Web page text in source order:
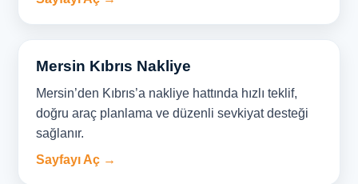
Mersin Kıbrıs Nakliye
Mersin’den Kıbrıs’a nakliye hattında hızlı teklif,
doğru araç planlama ve düzenli sevkiyat desteği
sağlanır.
Sayfayı Aç →